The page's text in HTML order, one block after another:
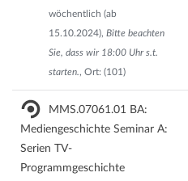
wöchentlich (ab
15.10.2024), Bitte beachten
Sie, dass wir 18:00 Uhr s.t.
starten., Ort: (101)
MMS.07061.01 BA:
Mediengeschichte Seminar A:
Serien TV-
Programmgeschichte